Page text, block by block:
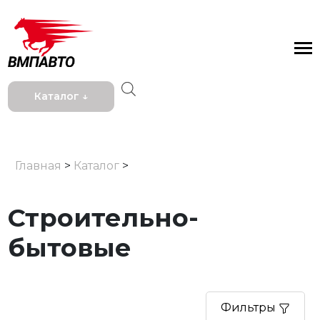
Каталог ↓
Главная > Каталог >
Строительно-
бытовые
Фильтры